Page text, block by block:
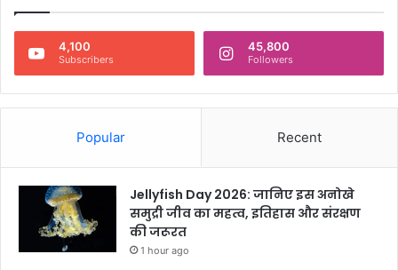
4,100
Subscribers
45,800
Followers
Popular Recent
Jellyfish Day 2026: जानिए इस अनोखे
समुद्री जीव का महत्व, इतिहास और संरक्षण
की जरूरत
1 hour ago